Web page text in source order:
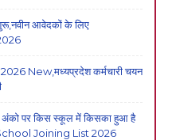
शुरू,नवीन आवेदकों के लिए
New,मध्यप्रदेश कर्मचारी चयन
अंको पर किस स्कूल में किसका हुआ है
Joining List 2026